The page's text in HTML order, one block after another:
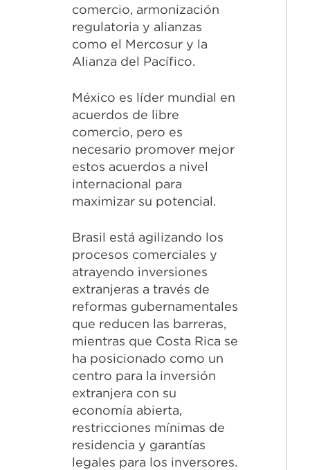
comercio, armonización
regulatoria y alianzas
como el Mercosur y la
Alianza del Pacífico.
México es líder mundial en
acuerdos de libre
comercio, pero es
necesario promover mejor
estos acuerdos a nivel
internacional para
maximizar su potencial.
Brasil está agilizando los
procesos comerciales y
atrayendo inversiones
extranjeras a través de
reformas gubernamentales
que reducen las barreras,
mientras que Costa Rica se
ha posicionado como un
centro para la inversión
extranjera con su
economía abierta,
restricciones mínimas de
residencia y garantías
legales para los inversores.